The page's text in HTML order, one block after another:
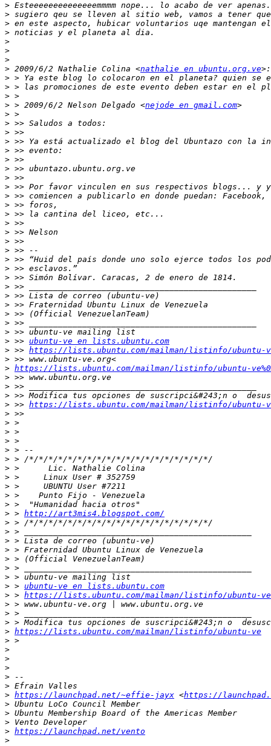
>
>
>
>
>
>
>
> 2009/6/2 Nathalie Colina <nathalie en ubuntu.org.ve
>
>
>
> > 2009/6/2 Nelson Delgado <nejode en gmail.com
>
>
>
>
>
>
>
>
>
>
>
>
>
>
>
>
>
>
>
>
>
>
>
>
>
> >> ubuntu-ve en lists.ubuntu.com
> >> https://lists.ubuntu.com/mailman/listinfo/ubuntu-
>
> https://lists.ubuntu.com/mailman/listinfo/ubuntu-
>
>
>
> >> https://lists.ubuntu.com/mailman/listinfo/ubuntu-
>
>
>
>
>
>
>
>
>
>
>
> > http://art3mis4.blogspot.com/
>
>
>
>
>
>
>
> > ubuntu-ve en lists.ubuntu.com
> > https://lists.ubuntu.com/mailman/listinfo/ubuntu-ve
>
>
>
> https://lists.ubuntu.com/mailman/listinfo/ubuntu-ve
>
>
>
>
>
>
> https://launchpad.net/~effie-jayx <https://
>
>
>
> https://launchpad.net/vento
>